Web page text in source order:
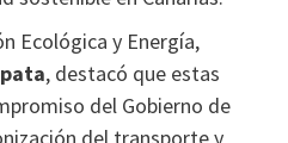
Ecológica y Energía,
, destacó que estas
del Gobierno de
del transporte y